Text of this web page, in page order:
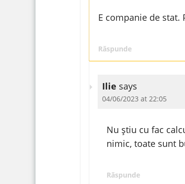
E companie de
Răspunde
Ilie says
04/06/2023 at 22:05
Nu știu cu fac
nimic, toate sunt
Răspunde